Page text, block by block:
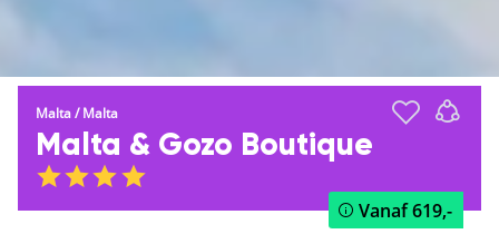
Malta/Malta
Malta & Gozo Boutique
Vanaf619,-